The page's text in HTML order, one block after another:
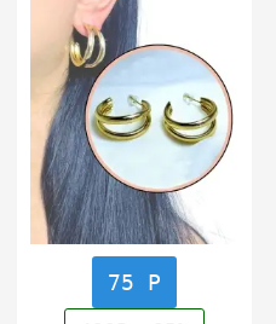
75 Р